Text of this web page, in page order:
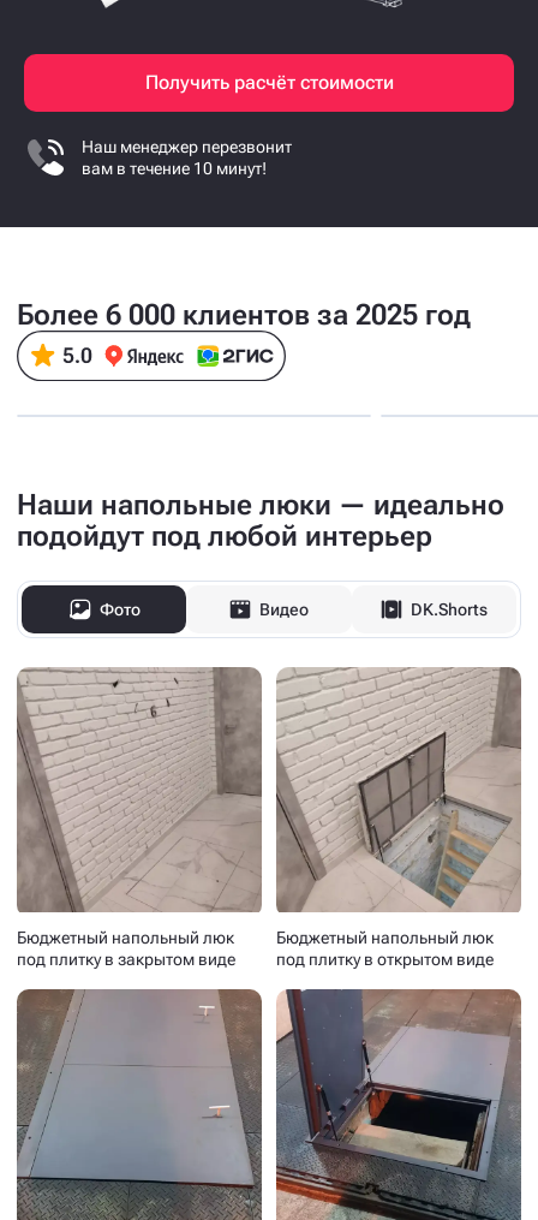
Получить расчёт стоимости
Наш менеджер перезвонит
вам в течение 10 минут!
Более 6 000 клиентов за 2025 год
Наши напольные люки — идеально
подойдут под любой интерьер
Фото Видео DK.Shorts
Бюджетный напольный люк
под плитку в закрытом виде
Бюджетный напольный люк
под плитку в открытом виде